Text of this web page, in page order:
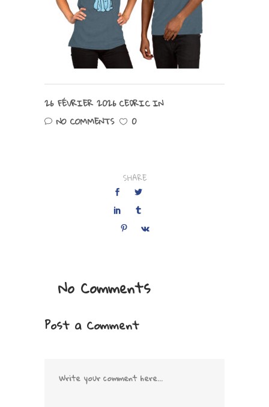
26 FÉVRIER 2026CEDRICIN
NO COMMENTS
0
SHARE
No Comments
Post a Comment